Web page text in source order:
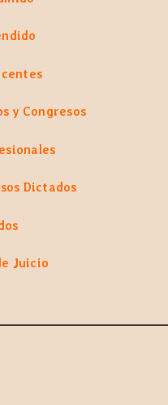
y Congresos
Dictados
Juicio